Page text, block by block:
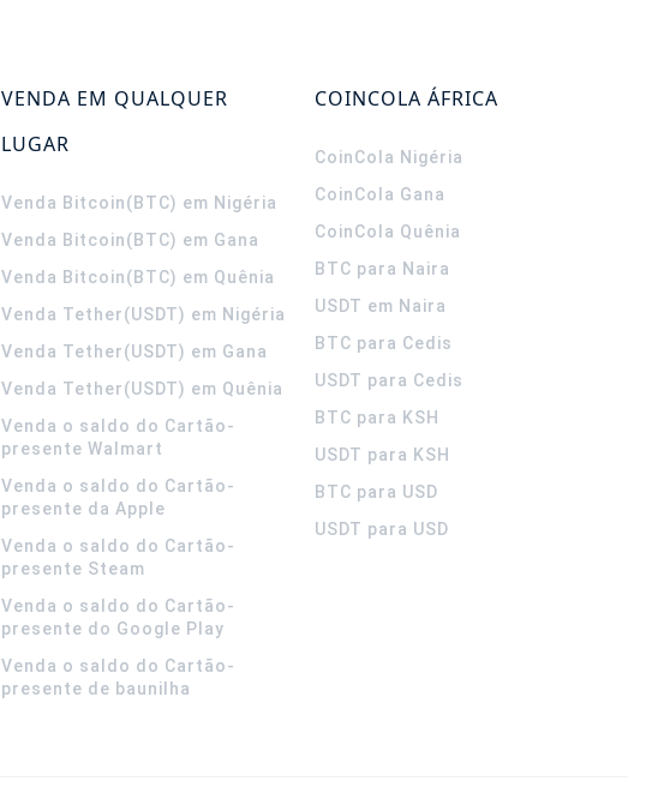
VENDA EM QUALQUER
LUGAR
Venda Bitcoin(BTC) em Nigéria
Venda Bitcoin(BTC) em Gana
Venda Bitcoin(BTC) em Quênia
Venda Tether(USDT) em Nigéria
Venda Tether(USDT) em Gana
Venda Tether(USDT) em Quênia
Venda o saldo do Cartão-
presente Walmart
Venda o saldo do Cartão-
presente da Apple
Venda o saldo do Cartão-
presente Steam
Venda o saldo do Cartão-
presente do Google Play
Venda o saldo do Cartão-
presente de baunilha
COINCOLA ÁFRICA
CoinCola Nigéria
CoinCola Gana
CoinCola Quênia
BTC para Naira
USDT em Naira
BTC para Cedis
USDT para Cedis
BTC para KSH
USDT para KSH
BTC para USD
USDT para USD